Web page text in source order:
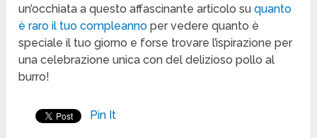
un’occhiata a questo affascinante articolo suquanto
è raro il tuo compleanno per vedere quanto è
speciale il tuo giorno e forse trovare l’ispirazione per
una celebrazione unica con del delizioso pollo al
burro!
Pin It